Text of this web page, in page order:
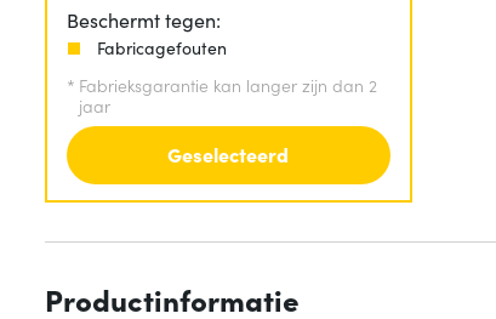
Beschermt tegen:
Fabricagefouten
* Fabrieksgarantie kan langer zijn dan 2
jaar
Geselecteerd
Productinformatie